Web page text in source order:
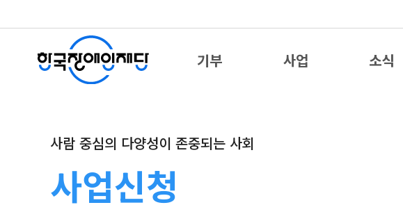
기부 사업 소식
사람 중심의 다양성이 존중되는 사회
사업신청